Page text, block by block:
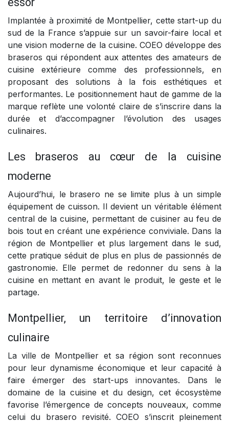
Implantée à proximité de Montpellier, cette start-up du
sud de la France s’appuie sur un savoir-faire local et
une vision moderne de la cuisine. COEO développe des
braseros qui répondent aux attentes des amateurs de
cuisine extérieure comme des professionnels, en
proposant des solutions à la fois esthétiques et
performantes. Le positionnement haut de gamme de la
marque reflète une volonté claire de s’inscrire dans la
durée et d’accompagner l’évolution des usages
culinaires.
Les braseros au cœur de la cuisine
moderne
Aujourd’hui, le brasero ne se limite plus à un simple
équipement de cuisson. Il devient un véritable élément
central de la cuisine, permettant de cuisiner au feu de
bois tout en créant une expérience conviviale. Dans la
région de Montpellier et plus largement dans le sud,
cette pratique séduit de plus en plus de passionnés de
gastronomie. Elle permet de redonner du sens à la
cuisine en mettant en avant le produit, le geste et le
partage.
Montpellier, un territoire d’innovation
culinaire
La ville de Montpellier et sa région sont reconnues
pour leur dynamisme économique et leur capacité à
faire émerger des start-ups innovantes. Dans le
domaine de la cuisine et du design, cet écosystème
favorise l’émergence de concepts nouveaux, comme
celui du brasero revisité. COEO s’inscrit pleinement